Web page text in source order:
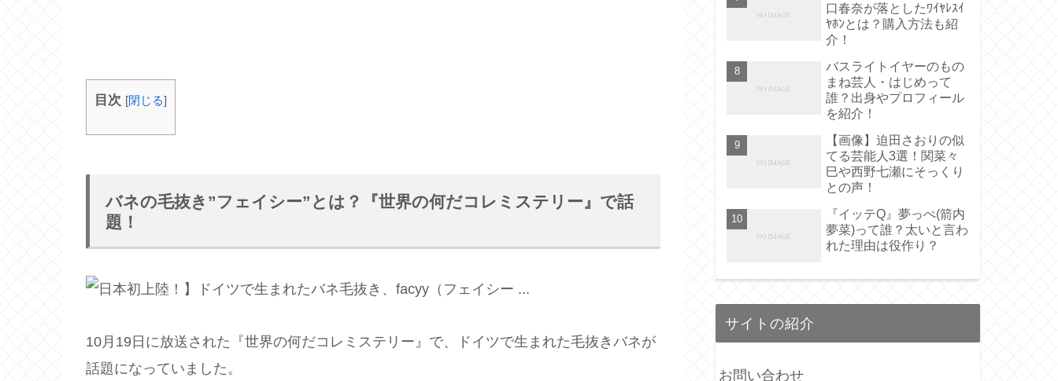
目次 [閉じる]
バネの毛抜き”フェイシー”とは？『世界の何だコレミステリー』で話
題！
10月19日に放送された『世界の何だコレミステリー』で、ドイツで生まれた毛抜きバネが
話題になっていました。
口春奈が落としたﾜｲﾔﾚｽｲ
ﾔﾎﾝとは？購入方法も紹
介！
バスライトイヤーのもの
まね芸人・はじめって
誰？出身やプロフィール
を紹介！
【画像】迫田さおりの似
てる芸能人3選！関菜々
巳や西野七瀬にそっくり
との声！
『イッテQ』夢っぺ(箭内
夢菜)って誰？太いと言わ
れた理由は役作り？
サイトの紹介
お問い合わせ